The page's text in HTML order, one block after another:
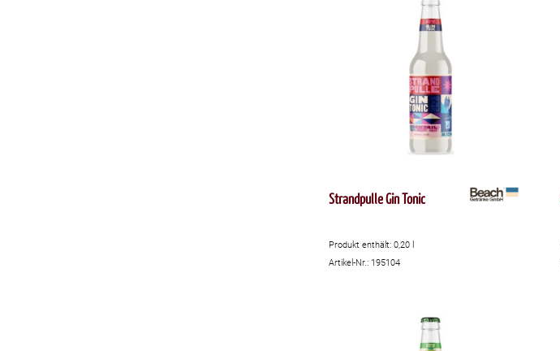
Strandpulle Gin Tonic
Produkt enthält: 0,20
Artikel-Nr.: 195104